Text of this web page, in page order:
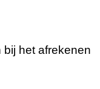
het afrekenen